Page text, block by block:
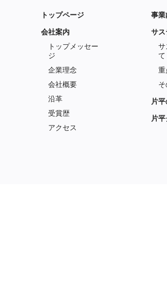
トップページ
会社案内
トップメッセー
ジ
企業理念
会社概要
沿革
受賞歴
アクセス
事
サス
サ
て
重
片
片